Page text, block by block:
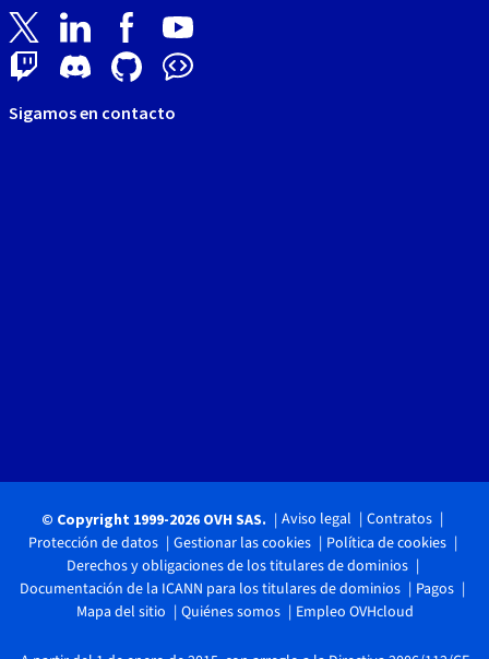
Sigamos en contacto
© Copyright 1999-2026 OVH SAS. Aviso legal
Contratos
Protección de datos
Gestionar las cookies
Política de cookies
Derechos y obligaciones de los titulares de dominios
Documentación de la ICANN para los titulares de dominios
Pagos
Mapa del sitio
Quiénes somos Empleo OVHcloud